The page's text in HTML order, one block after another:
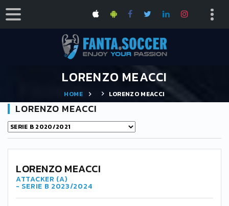
LORENZO MEACCI
HOME LORENZO MEACCI
LORENZO MEACCI
LORENZO MEACCI
ATTACKER (A)
- SERIE B 2023/2024